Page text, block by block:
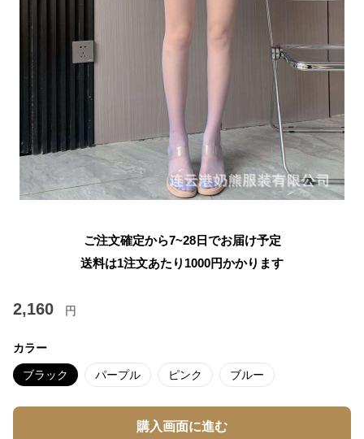
ご注文確定から7~28日でお届け予定
送料は1注文あたり 1000円かかります
2,160 円
カラー
ブラック パープル ピンク ブルー
購入画面に進む